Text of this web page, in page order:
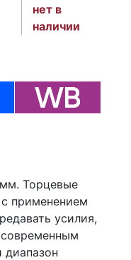
нет в
наличии
Торцевые
применением
усилия,